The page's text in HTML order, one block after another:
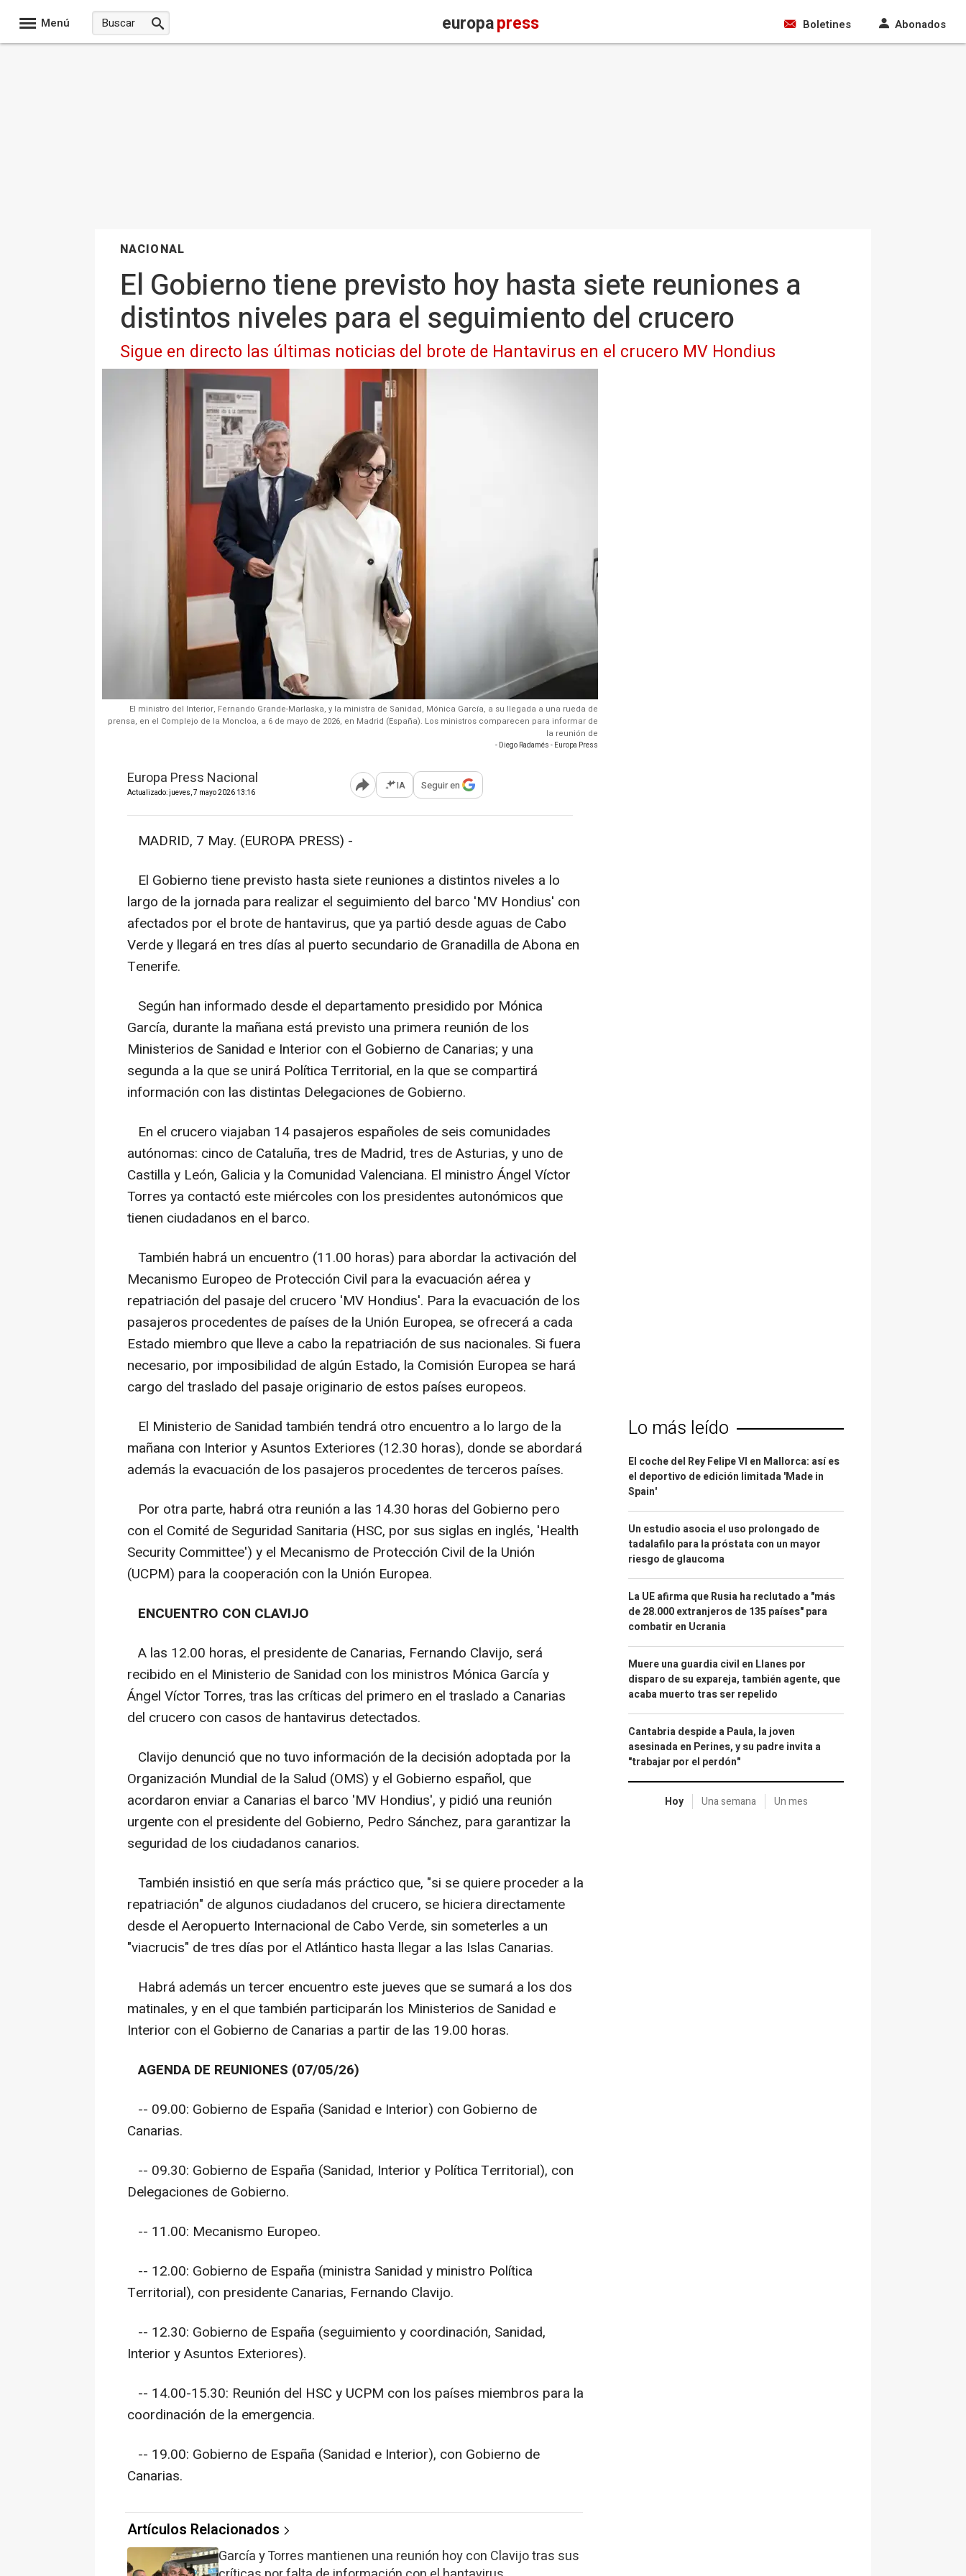
Menú europapress Boletines Abonados
NACIONAL
El Gobierno tiene previsto hoy hasta siete reuniones a
distintos niveles para el seguimiento del crucero
Sigue en directo las últimas noticias del brote de Hantavirus en el crucero MV Hondius
El ministro del Interior, Fernando Grande-Marlaska, y la ministra de Sanidad, Mónica García, a su llegada a una rueda de
prensa, en el Complejo de la Moncloa, a 6 de mayo de 2026, en Madrid (España). Los ministros comparecen para informar de
la reunión de
- Diego Radamés - Europa Press
Europa Press Nacional
Actualizado: jueves, 7 mayo 2026 13:16 Abrir opciones para compartir
IA Seguir en
MADRID, 7 May. (EUROPA PRESS) -
El Gobierno tiene previsto hasta siete reuniones a distintos niveles a lo
largo de la jornada para realizar el seguimiento del barco 'MV Hondius' con
afectados por el brote de hantavirus, que ya partió desde aguas de Cabo
Verde y llegará en tres días al puerto secundario de Granadilla de Abona en
Tenerife.
Según han informado desde el departamento presidido por Mónica
García, durante la mañana está previsto una primera reunión de los
Ministerios de Sanidad e Interior con el Gobierno de Canarias; y una
segunda a la que se unirá Política Territorial, en la que se compartirá
información con las distintas Delegaciones de Gobierno.
En el crucero viajaban 14 pasajeros españoles de seis comunidades
autónomas: cinco de Cataluña, tres de Madrid, tres de Asturias, y uno de
Castilla y León, Galicia y la Comunidad Valenciana. El ministro Ángel Víctor
Torres ya contactó este miércoles con los presidentes autonómicos que
tienen ciudadanos en el barco.
También habrá un encuentro (11.00 horas) para abordar la activación del
Mecanismo Europeo de Protección Civil para la evacuación aérea y
repatriación del pasaje del crucero 'MV Hondius'. Para la evacuación de los
pasajeros procedentes de países de la Unión Europea, se ofrecerá a cada
Estado miembro que lleve a cabo la repatriación de sus nacionales. Si fuera
necesario, por imposibilidad de algún Estado, la Comisión Europea se hará
cargo del traslado del pasaje originario de estos países europeos.
El Ministerio de Sanidad también tendrá otro encuentro a lo largo de la
mañana con Interior y Asuntos Exteriores (12.30 horas), donde se abordará
además la evacuación de los pasajeros procedentes de terceros países.
Por otra parte, habrá otra reunión a las 14.30 horas del Gobierno pero
con el Comité de Seguridad Sanitaria (HSC, por sus siglas en inglés, 'Health
Security Committee') y el Mecanismo de Protección Civil de la Unión
(UCPM) para la cooperación con la Unión Europea.
ENCUENTRO CON CLAVIJO
A las 12.00 horas, el presidente de Canarias, Fernando Clavijo, será
recibido en el Ministerio de Sanidad con los ministros Mónica García y
Ángel Víctor Torres, tras las críticas del primero en el traslado a Canarias
del crucero con casos de hantavirus detectados.
Clavijo denunció que no tuvo información de la decisión adoptada por la
Organización Mundial de la Salud (OMS) y el Gobierno español, que
acordaron enviar a Canarias el barco 'MV Hondius', y pidió una reunión
urgente con el presidente del Gobierno, Pedro Sánchez, para garantizar la
seguridad de los ciudadanos canarios.
También insistió en que sería más práctico que, "si se quiere proceder a la
repatriación" de algunos ciudadanos del crucero, se hiciera directamente
desde el Aeropuerto Internacional de Cabo Verde, sin someterles a un
"viacrucis" de tres días por el Atlántico hasta llegar a las Islas Canarias.
Habrá además un tercer encuentro este jueves que se sumará a los dos
matinales, y en el que también participarán los Ministerios de Sanidad e
Interior con el Gobierno de Canarias a partir de las 19.00 horas.
AGENDA DE REUNIONES (07/05/26)
-- 09.00: Gobierno de España (Sanidad e Interior) con Gobierno de
Canarias.
-- 09.30: Gobierno de España (Sanidad, Interior y Política Territorial), con
Delegaciones de Gobierno.
-- 11.00: Mecanismo Europeo.
-- 12.00: Gobierno de España (ministra Sanidad y ministro Política
Territorial), con presidente Canarias, Fernando Clavijo.
-- 12.30: Gobierno de España (seguimiento y coordinación, Sanidad,
Interior y Asuntos Exteriores).
-- 14.00-15.30: Reunión del HSC y UCPM con los países miembros para la
coordinación de la emergencia.
-- 19.00: Gobierno de España (Sanidad e Interior), con Gobierno de
Canarias.
Artículos Relacionados
García y Torres mantienen una reunión hoy con Clavijo tras sus
Lo más leído
El coche del Rey Felipe VI en Mallorca: así es
el deportivo de edición limitada 'Made in
Spain'
Un estudio asocia el uso prolongado de
tadalafilo para la próstata con un mayor
riesgo de glaucoma
La UE afirma que Rusia ha reclutado a "más
de 28.000 extranjeros de 135 países" para
combatir en Ucrania
Muere una guardia civil en Llanes por
disparo de su expareja, también agente, que
acaba muerto tras ser repelido
Cantabria despide a Paula, la joven
asesinada en Perines, y su padre invita a
"trabajar por el perdón"
Hoy Una semana Un mes